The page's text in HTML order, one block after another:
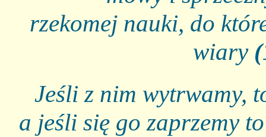
rzekomej nauki, do
wiary
Jeśli z nim wytrwamy,
a jeśli się go zaprzemy